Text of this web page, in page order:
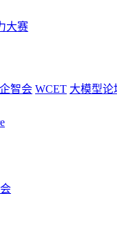
大赛
企智会 WCET 大模型论